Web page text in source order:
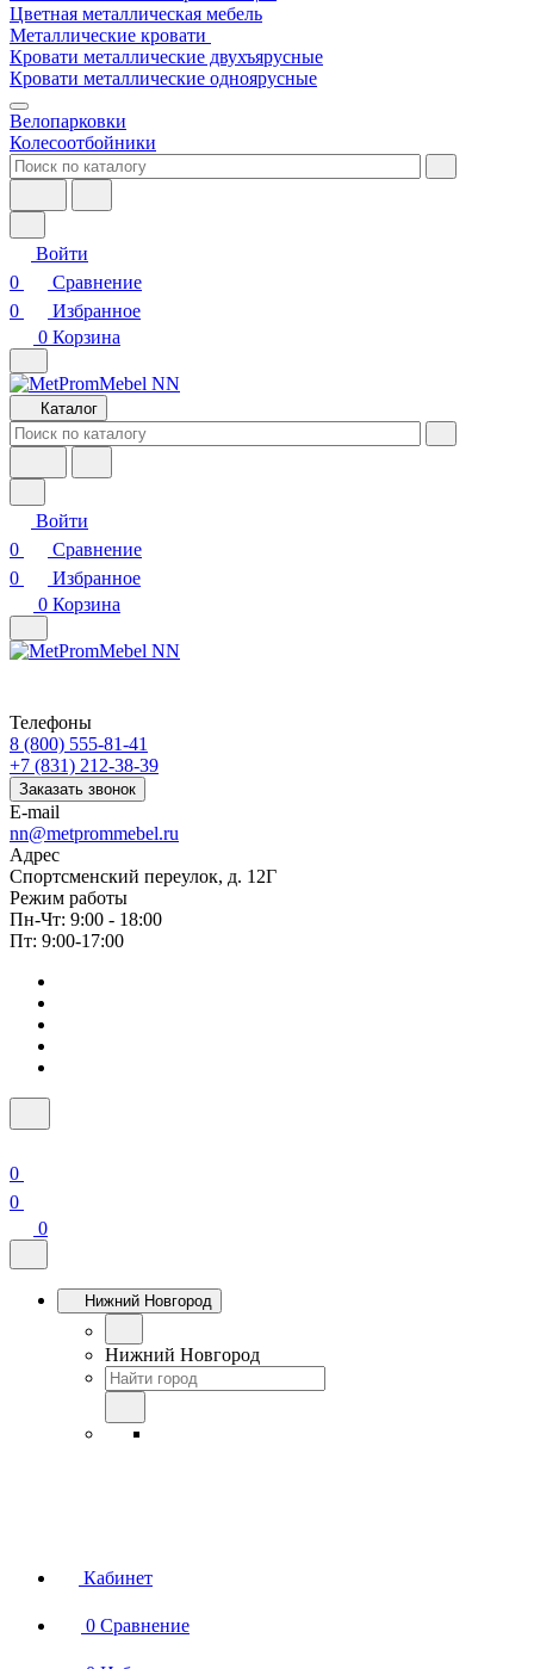
Цветная металлическая мебель
Металлические кровати
Кровати металлические двухъярусные
Кровати металлические одноярусные
Велопарковки
Колесоотбойники
Войти
0
Сравнение
0
Избранное
0 Корзина
Каталог
Войти
0
Сравнение
0
Избранное
0 Корзина
Телефоны
8 (800) 555-81-41
+7 (831) 212-38-39
Заказать звонок
E-mail
nn@metprommebel.ru
Адрес
Спортсменский переулок, д. 12Г
Режим работы
Пн-Чт: 9:00 - 18:00
Пт: 9:00-17:00
0
0
0
Нижний Новгород
Нижний Новгород
Кабинет
0 Сравнение